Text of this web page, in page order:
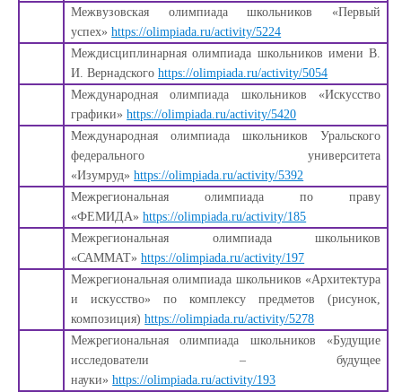
Межвузовская олимпиада школьников «Первый
успех»https://olimpiada.ru/activity/5224
Междисциплинарная олимпиада школьников имени В.
И. Вернадскогоhttps://olimpiada.ru/activity/5054
Международная олимпиада школьников «Искусство
графики»https://olimpiada.ru/activity/5420
Международная олимпиада школьников Уральского
федерального университета
«Изумруд»https://olimpiada.ru/activity/5392
Межрегиональная олимпиада по праву
«ФЕМИДА»https://olimpiada.ru/activity/185
Межрегиональная олимпиада школьников
«САММАТ»https://olimpiada.ru/activity/197
Межрегиональная олимпиада школьников «Архитектура
и искусство» по комплексу предметов (рисунок,
композиция)https://olimpiada.ru/activity/5278
Межрегиональная олимпиада школьников «Будущие
исследователи – будущее
науки»https://olimpiada.ru/activity/193